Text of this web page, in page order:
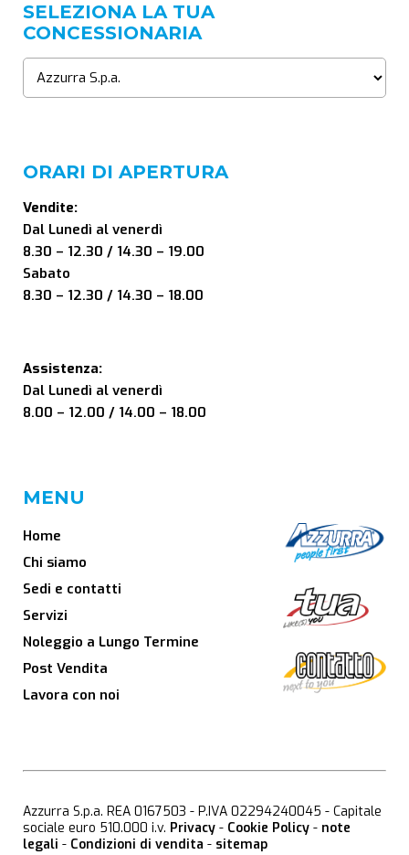
SELEZIONA LA TUA
CONCESSIONARIA
ORARI DI APERTURA
Vendite:
Dal Lunedì al venerdì
8.30 – 12.30 / 14.30 – 19.00
Sabato
8.30 – 12.30 / 14.30 – 18.00
Assistenza:
Dal Lunedì al venerdì
8.00 – 12.00 / 14.00 – 18.00
MENU
Home
Chi siamo
Sedi e contatti
Servizi
Noleggio a Lungo Termine
Post Vendita
Lavora con noi
Azzurra S.p.a. REA 0167503 - P.IVA 02294240045 - Capitale
sociale euro 510.000 i.v. Privacy - Cookie Policy - note
legali - Condizioni di vendita - sitemap